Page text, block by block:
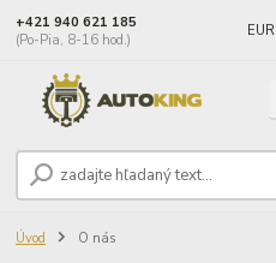
EUR
+421 940 621 185
(Po-Pia, 8-16 hod.)
Úvod O nás